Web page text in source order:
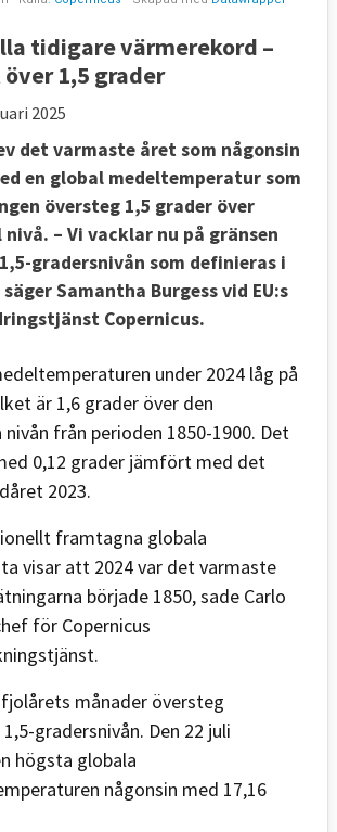
tidigare värmerekord –
1,5 grader
2025
det varmaste året som någonsin
en global medeltemperatur som
översteg 1,5 grader över
– Vi vacklar nu på gränsen
gradersnivån som definieras i
Samantha Burgess vid EU:s
Copernicus.
under 2024 låg på
är 1,6 grader över den
från perioden 1850-1900. Det
0,12 grader jämfört med det
2023.
framtagna globala
visar att 2024 var det varmaste
började 1850, sade Carlo
för Copernicus
fjolårets månader översteg
gradersnivån. Den 22 juli
högsta globala
någonsin med 17,16